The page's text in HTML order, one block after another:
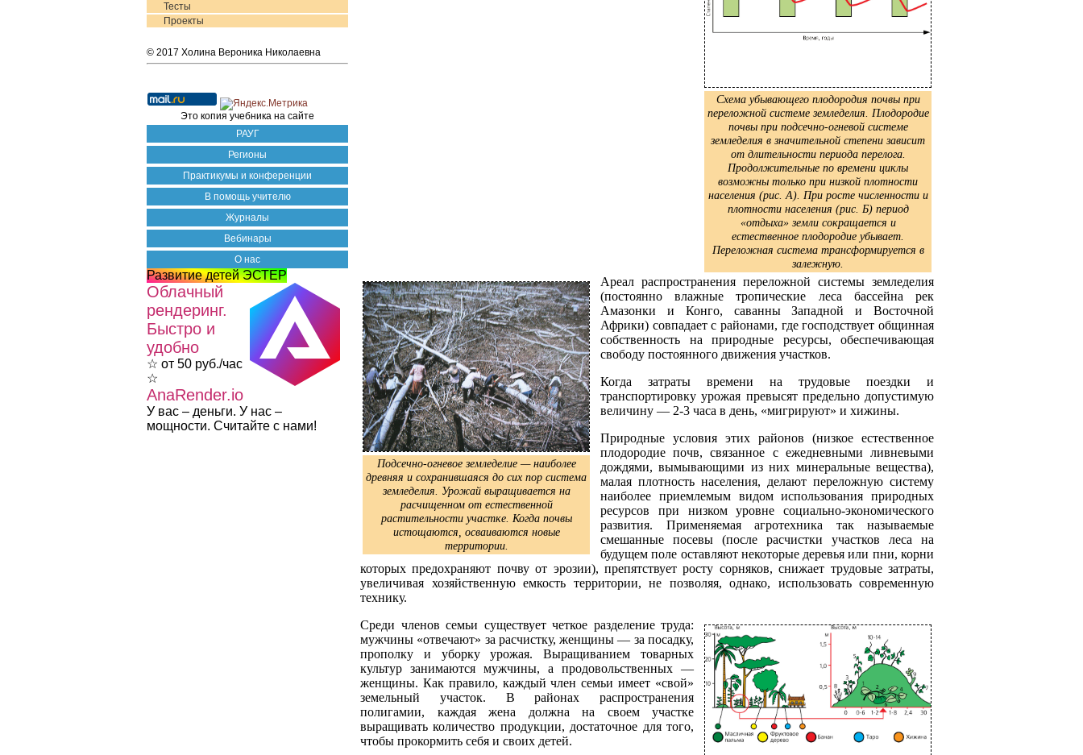
Тесты
Проекты
© 2017 Холина Вероника Николаевна
Это копия учебника на сайте
РАУГ
Регионы
Практикумы и конференции
В помощь учителю
Журналы
Вебинары
О нас
Развитие детей ЭСТЕР
Облачный
рендеринг.
Быстро и
удобно
☆ от 50 руб./час
☆
AnaRender.io
У вас – деньги. У нас –
мощности. Считайте с нами!
Схема убывающего плодородия почвы при
переложной системе земледелия. Плодородие
почвы при подсечно-огневой системе
земледелия в значительной степени зависит
от длительности периода перелога.
Продолжительные по времени циклы
возможны только при низкой плотности
населения (рис. А). При росте численности и
плотности населения (рис. Б) период
«отдыха» земли сокращается и
естественное плодородие убывает.
Переложная система трансформируется в
залежную.
Подсечно-огневое земледелие — наиболее
древняя и сохранившаяся до сих пор система
земледелия. Урожай выращивается на
расчищенном от естественной
растительности участке. Когда почвы
истощаются, осваиваются новые
территории.
Ареал распространения переложной системы земледелия
(постоянно влажные тропические леса бассейна рек
Амазонки и Конго, саванны Западной и Восточной
Африки) совпадает с районами, где господствует общинная
собственность на природные ресурсы, обеспечивающая
свободу постоянного движения участков.
Когда затраты времени на трудовые поездки и
транспортировку урожая превысят предельно допустимую
величину — 2-3 часа в день, «мигрируют» и хижины.
Природные условия этих районов (низкое естественное
плодородие почв, связанное с ежедневными ливневыми
дождями, вымывающими из них минеральные вещества),
малая плотность населения, делают переложную систему
наиболее приемлемым видом использования природных
ресурсов при низком уровне социально-экономического
развития. Применяемая агротехника так называемые
смешанные посевы (после расчистки участков леса на
будущем поле оставляют некоторые деревья или пни, корни
которых предохраняют почву от эрозии), препятствует росту сорняков, снижает трудовые затраты,
увеличивая хозяйственную емкость территории, не позволяя, однако, использовать современную
технику.
Среди членов семьи существует четкое разделение труда:
мужчины «отвечают» за расчистку, женщины — за посадку,
прополку и уборку урожая. Выращиванием товарных
культур занимаются мужчины, а продовольственных —
женщины. Как правило, каждый член семьи имеет «свой»
земельный участок. В районах распространения
полигамии, каждая жена должна на своем участке
выращивать количество продукции, достаточное для того,
чтобы прокормить себя и своих детей.